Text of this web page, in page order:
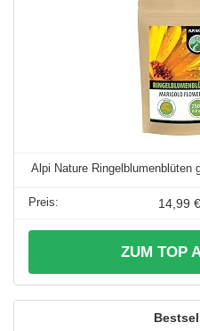
Alpi Nature Ringelblumenblüten
14,99 €
ZUM TOP